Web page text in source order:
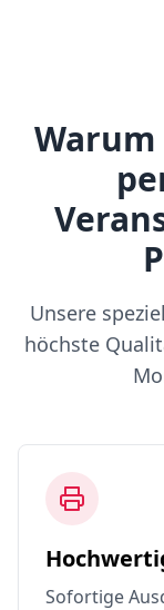
Unsere
höchste
Sofortige